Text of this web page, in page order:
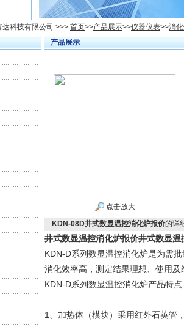
科技有限公司 >>> 首页>>产品展示>>仪器仪表>>消
产品展示
点击放大
KDN-08D井式数显温控消化炉报价的详
井式数显温控消化炉报价井式数显温
KDN-D系列数显温控消化炉是为需
消化效率高，测定结果理想、使用
KDN-D系列数显温控消化炉产品特点
1、加热体（模块）采用红外石英管